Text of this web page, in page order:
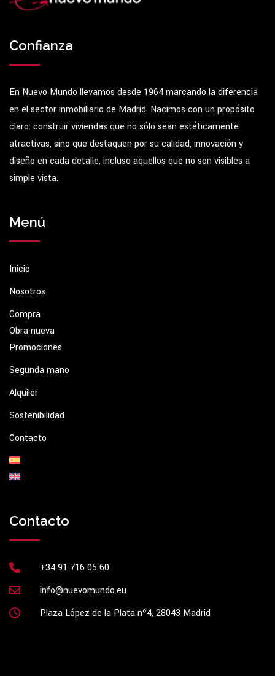
Confianza
En Nuevo Mundo llevamos desde 1964 marcando la diferencia
en el sector inmobiliario de Madrid. Nacimos con un propósito
claro: construir viviendas que no sólo sean estéticamente
atractivas, sino que destaquen por su calidad, innovación y
diseño en cada detalle, incluso aquellos que no son visibles a
simple vista.
Menú
Inicio
Nosotros
Compra
Obra nueva
Promociones
Segunda mano
Alquiler
Sostenibilidad
Contacto
Contacto
+34 91 716 05 60
info@nuevomundo.eu
Plaza López de la Plata nº4, 28043 Madrid